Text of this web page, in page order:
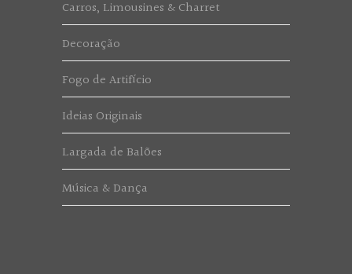
Carros, Limousines & Charret
Decoração
Fogo de Artifício
Ideias Originais
Largada de Balões
Música & Dança